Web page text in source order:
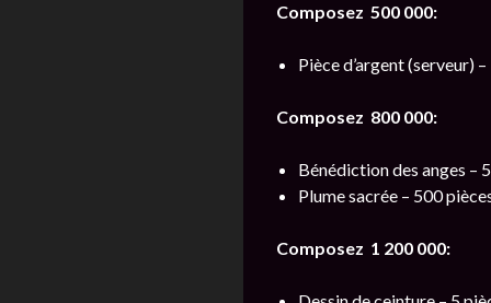
Composez 500 000:
Pièce d’argent (serveur)
Composez 800 000:
Bénédiction des anges –
Plume sacrée – 500
Composez 1 200 000: